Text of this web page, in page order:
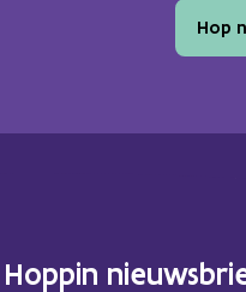
Hop
in beweging. Binnenkort